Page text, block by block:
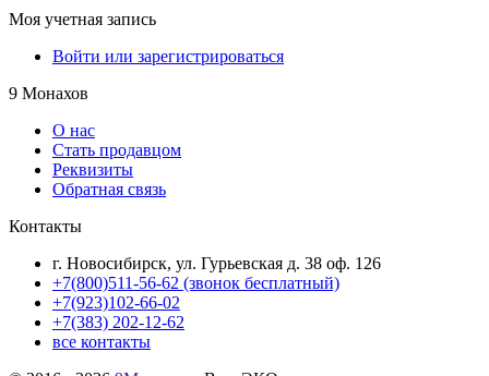
Моя учетная запись
Войти или зарегистрироваться
9 Монахов
О нас
Стать продавцом
Реквизиты
Обратная связь
Контакты
г. Новосибирск, ул. Гурьевская д. 38 оф. 126
+7(800)511-56-62 (звонок бесплатный)
+7(923)102-66-02
+7(383) 202-12-62
все контакты